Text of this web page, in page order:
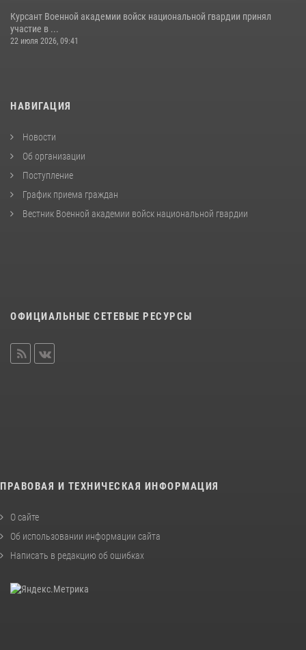
Курсант Военной академии войск национальной гвардии принял
участие в ...
22 июля 2026, 09:41
НАВИГАЦИЯ
Новости
Об организации
Поступление
График приема граждан
Вестник Военной академии войск национальной гвардии
ОФИЦИАЛЬНЫЕ СЕТЕВЫЕ РЕСУРСЫ
ПРАВОВАЯ И ТЕХНИЧЕСКАЯ ИНФОРМАЦИЯ
О сайте
Об использовании информации сайта
Написать в редакцию об ошибках